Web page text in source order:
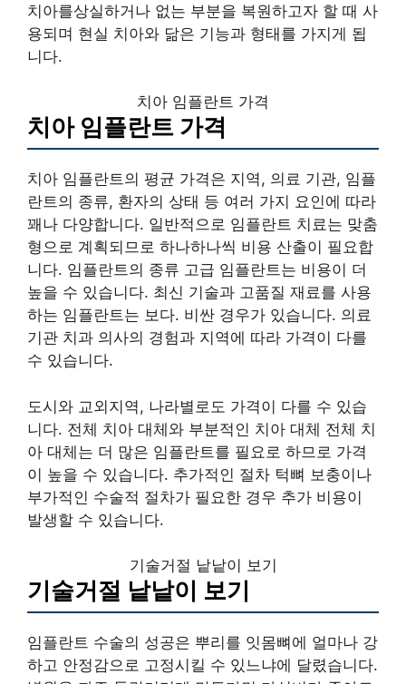
치아를상실하거나 없는 부분을 복원하고자 할 때 사
용되며 현실 치아와 닮은 기능과 형태를 가지게 됩
니다.
치아 임플란트 가격
치아 임플란트 가격
치아 임플란트의 평균 가격은 지역, 의료 기관, 임플
란트의 종류, 환자의 상태 등 여러 가지 요인에 따라
꽤나 다양합니다. 일반적으로 임플란트 치료는 맞춤
형으로 계획되므로 하나하나씩 비용 산출이 필요합
니다. 임플란트의 종류 고급 임플란트는 비용이 더
높을 수 있습니다. 최신 기술과 고품질 재료를 사용
하는 임플란트는 보다. 비싼 경우가 있습니다. 의료
기관 치과 의사의 경험과 지역에 따라 가격이 다를
수 있습니다.
도시와 교외지역, 나라별로도 가격이 다를 수 있습
니다. 전체 치아 대체와 부분적인 치아 대체 전체 치
아 대체는 더 많은 임플란트를 필요로 하므로 가격
이 높을 수 있습니다. 추가적인 절차 턱뼈 보충이나
부가적인 수술적 절차가 필요한 경우 추가 비용이
발생할 수 있습니다.
기술거절 낱낱이 보기
기술거절 낱낱이 보기
임플란트 수술의 성공은 뿌리를 잇몸뼈에 얼마나 강
하고 안정감으로 고정시킬 수 있느냐에 달렸습니다.